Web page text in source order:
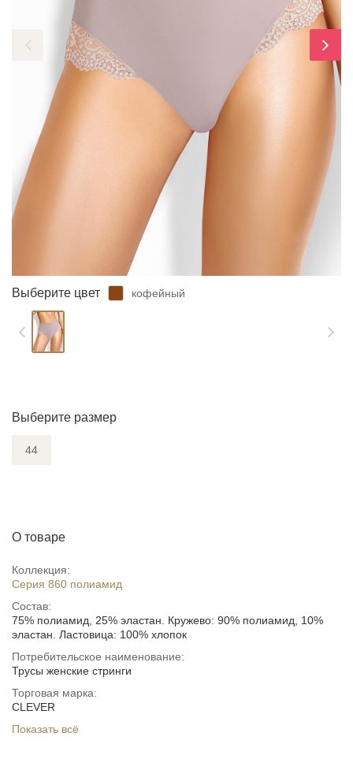
Выберите цвет кофейный
Выберите размер
44
О товаре
Коллекция:
Серия 860 полиамид
Состав:
75% полиамид, 25% эластан. Кружево: 90% полиамид, 10%
эластан. Ластовица: 100% хлопок
Потребительское наименование:
Трусы женские стринги
Торговая марка:
CLEVER
Показать всё